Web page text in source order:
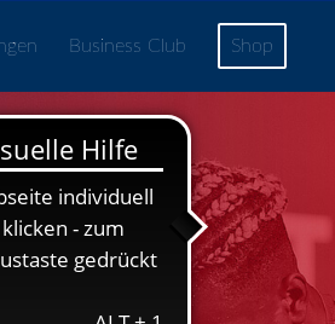
Business Club Shop